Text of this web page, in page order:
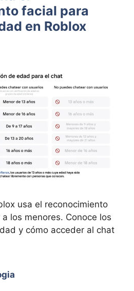
facial para
en Roblox
usa el reconocimiento
los menores. Conoce los
y cómo acceder al chat